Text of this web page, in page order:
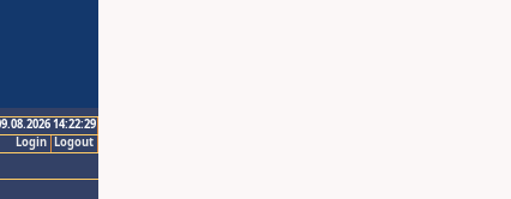
14:22:29
Logout
Login